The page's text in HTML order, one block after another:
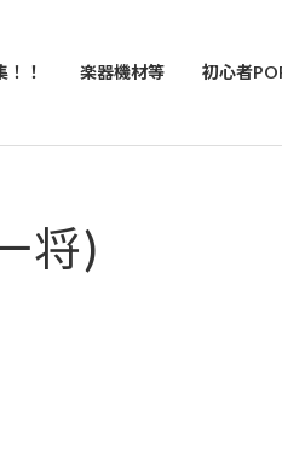
！ 楽器機材等 初心者
将)